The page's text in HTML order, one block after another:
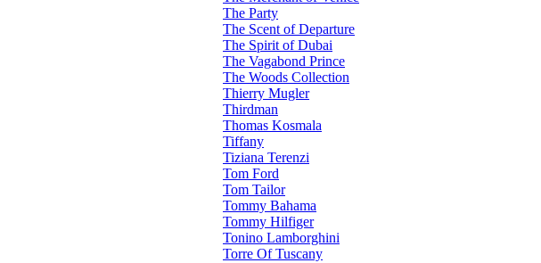
The Party
The Scent of Departure
The Spirit of Dubai
The Vagabond Prince
The Woods Collection
Thierry Mugler
Thirdman
Thomas Kosmala
Tiffany
Tiziana Terenzi
Tom Ford
Tom Tailor
Tommy Bahama
Tommy Hilfiger
Tonino Lamborghini
Torre Of Tuscany